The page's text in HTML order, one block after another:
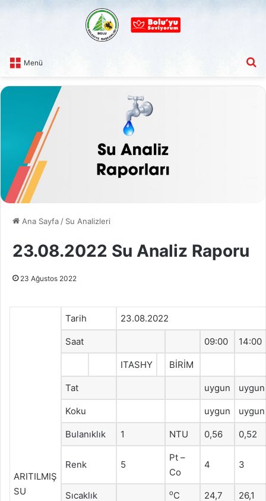
Menü
Ana Sayfa / Su Analizleri
23.08.2022 Su Analiz Raporu
23 Ağustos 2022
ARITILMIŞ
SU
Tarih 23.08.2022
Saat 09:00 14:00
ITASHY BİRİM
Tat uygun uygun
Koku uygun uygun
Bulanıklık 1 NTU 0,56 0,52
Renk 5
Pt –
Co
4 3
Sıcaklık oC 24,7 26,1